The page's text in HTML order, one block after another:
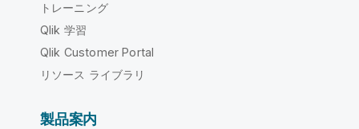
トレーニング
Qlik 学習
Qlik Customer Portal
リソース ライブラリ
製品案内